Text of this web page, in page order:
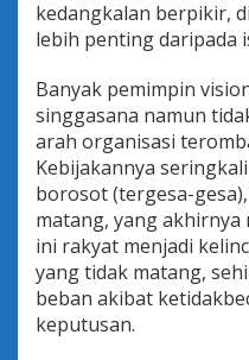
s
a
kedangkalan berpikir,
lebih penting daripada
Banyak pemimpin
singgasana namun
arah organisasi
Kebijakannya
borosot (tergesa-
matang, yang
ini rakyat menjadi
yang tidak matang,
beban akibat
keputusan.